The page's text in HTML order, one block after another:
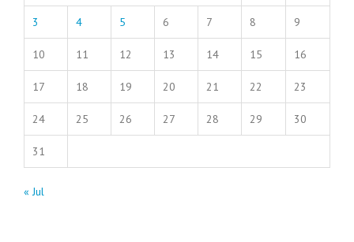
3 4 5 6 7 8 9
10 11 12 13 14 15 16
17 18 19 20 21 22 23
24 25 26 27 28 29 30
31
« Jul